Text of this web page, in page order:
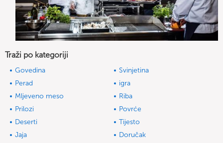
Traži po kategoriji
Govedina
Svinjetina
Perad
igra
Mljeveno meso
Riba
Prilozi
Povrće
Deserti
Tijesto
Jaja
Doručak